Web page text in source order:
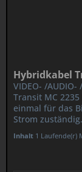
Hybridkabel
VIDEO- /
Transit MC
einmal für das
Strom
Inhalt 1 Laufende(r)